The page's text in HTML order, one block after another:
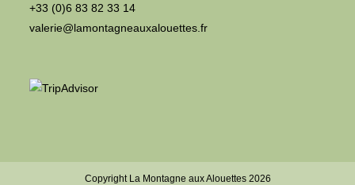
+33 (0)6 83 82 33 14
valerie@lamontagneauxalouettes.fr
Copyright La Montagne aux Alouettes 2026